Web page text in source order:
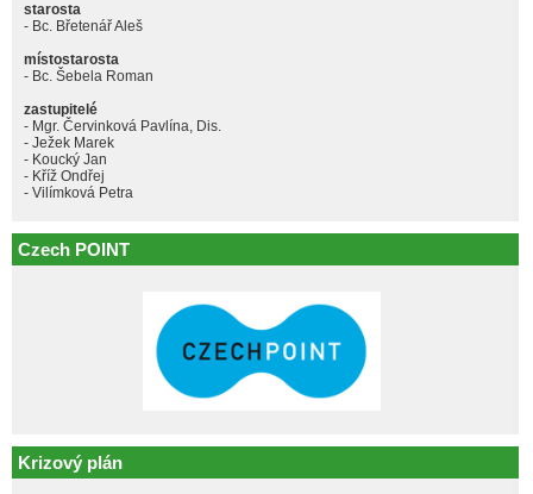
starosta
- Bc. Břetenář Aleš
místostarosta
- Bc. Šebela Roman
zastupitelé
- Mgr. Červinková Pavlína, Dis.
- Ježek Marek
- Koucký Jan
- Kříž Ondřej
- Vilímková Petra
Czech POINT
Krizový plán